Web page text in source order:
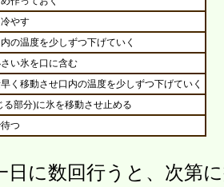
やす
の温度を少しずつ下げていく
い氷を口に含む
く移動させ口内の温度を少しずつ下げていく
る部分)に氷を移動させ止める
つ
日に数回行うと、次第